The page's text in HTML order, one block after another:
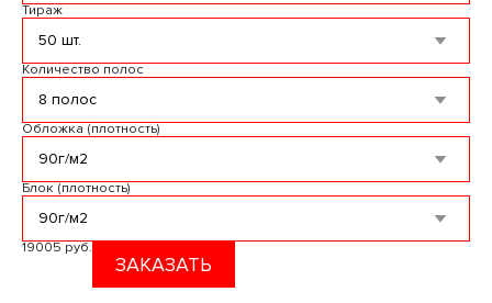
Тираж
Количество полос
Обложка (плотность)
Блок (плотность)
19005 руб.
ЗАКАЗАТЬ